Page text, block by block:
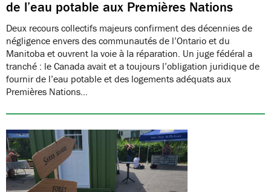
de l’eau potable aux Premières Nations
Deux recours collectifs majeurs confirment des décennies de
négligence envers des communautés de l’Ontario et du
Manitoba et ouvrent la voie à la réparation. Un juge fédéral a
tranché : le Canada avait et a toujours l’obligation juridique de
fournir de l’eau potable et des logements adéquats aux
Premières Nations…